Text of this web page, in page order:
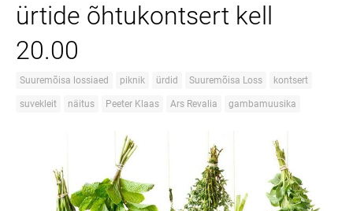
ürtide õhtukontsert kell
20.00
Suuremõisa lossiaed piknik ürdid Suuremõisa Loss kontsert
suvekleit näitus Peeter Klaas Ars Revalia gambamuusika